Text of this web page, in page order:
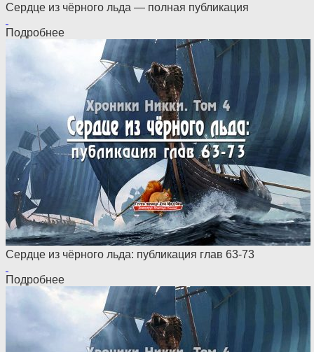
Сердце из чёрного льда — полная публикация
Подробнее
Сердце из чёрного льда: публикация глав 63-73
Подробнее